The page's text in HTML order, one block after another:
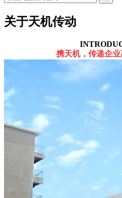
关于天机传动
携天机，传递企